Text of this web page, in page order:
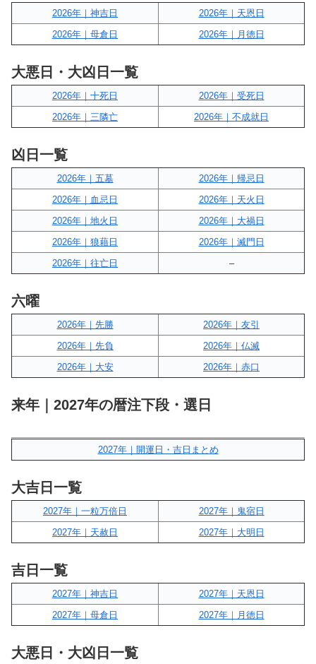
2026年｜神吉日
2026年｜天恩日
2026年｜母倉日
2026年｜月徳日
大悪日・大凶日一覧
2026年｜十死日
2026年｜受死日
2026年｜三隣亡
2026年｜不成就日
凶日一覧
2026年｜五墓
2026年｜帰忌日
2026年｜血忌日
2026年｜天火日
2026年｜地火日
2026年｜大禍日
2026年｜狼藉日
2026年｜滅門日
2026年｜往亡日
–
六曜
2026年｜先勝
2026年｜友引
2026年｜先負
2026年｜仏滅
2026年｜大安
2026年｜赤口
来年｜2027年の暦注下段・選日
2027年｜開運日・吉日まとめ
大吉日一覧
2027年｜一粒万倍日
2027年｜鬼宿日
2027年｜天赦日
2027年｜大明日
吉日一覧
2027年｜神吉日
2027年｜天恩日
2027年｜母倉日
2027年｜月徳日
大悪日・大凶日一覧